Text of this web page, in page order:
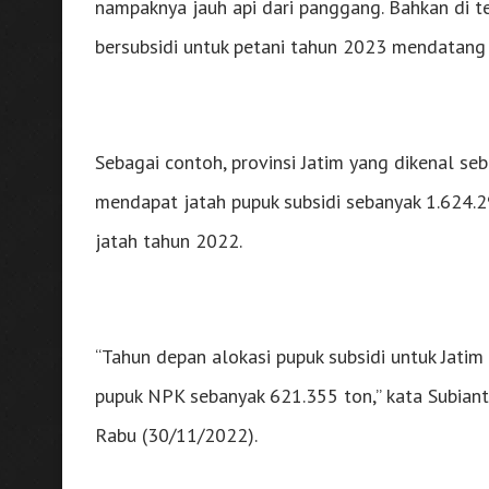
nampaknya jauh api dari panggang. Bahkan di
bersubsidi untuk petani tahun 2023
Sebagai contoh, provinsi Jatim yang dikenal
mendapat jatah pupuk subsidi sebanyak
jatah tahun 2022.
“Tahun depan alokasi pupuk subsidi untuk
pupuk NPK sebanyak 621.355 ton,” kata
Rabu (30/11/2022).